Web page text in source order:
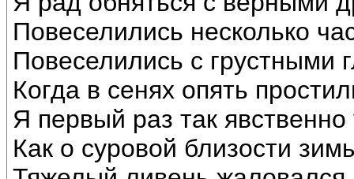
Повеселились несколько
Повеселились с грустными
Когда в сенях опять
Я первый раз так
Как о суровой близости